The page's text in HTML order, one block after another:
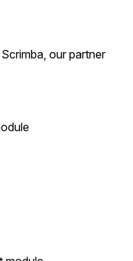
our partner